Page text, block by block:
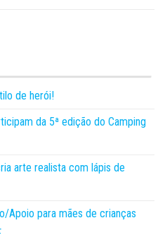
de herói!
da 5ª edição do Camping
arte realista com lápis de
Apoio para mães de crianças